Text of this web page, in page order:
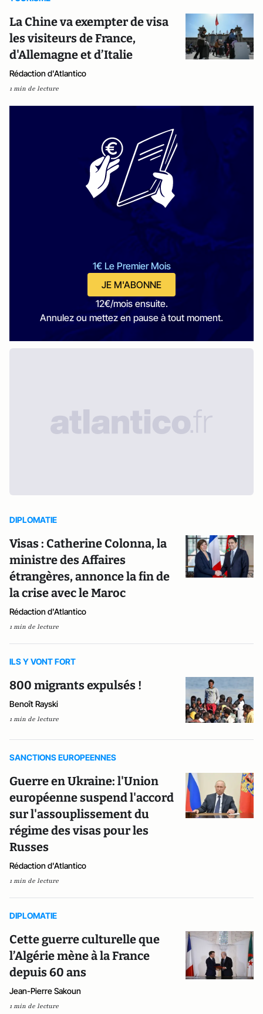
La Chine va exempter de visa
les visiteurs de France,
d'Allemagne et d’Italie
Rédaction d'Atlantico
1 min de lecture
1€ Le Premier Mois
JE M'ABONNE
12€/mois ensuite.
Annulez ou mettez en pause à tout moment.
DIPLOMATIE
Visas : Catherine Colonna, la
ministre des Affaires
étrangères, annonce la fin de
la crise avec le Maroc
Rédaction d'Atlantico
1 min de lecture
ILS Y VONT FORT
800 migrants expulsés !
Benoît Rayski
1 min de lecture
SANCTIONS EUROPEENNES
Guerre en Ukraine: l'Union
européenne suspend l'accord
sur l'assouplissement du
régime des visas pour les
Russes
Rédaction d'Atlantico
1 min de lecture
DIPLOMATIE
Cette guerre culturelle que
l’Algérie mène à la France
depuis 60 ans
Jean-Pierre Sakoun
1 min de lecture